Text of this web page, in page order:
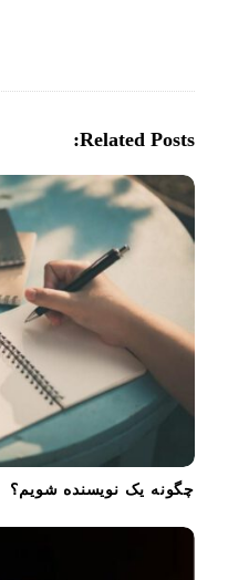
Related Posts:
چگونه یک نویسنده شویم؟